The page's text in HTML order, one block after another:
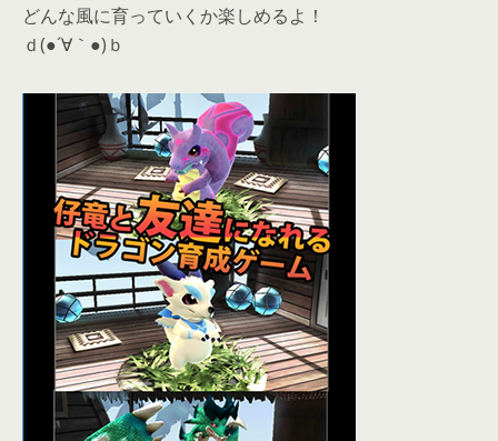
どんな風に育っていくか楽しめるよ！
ｄ(●´∀｀●)ｂ